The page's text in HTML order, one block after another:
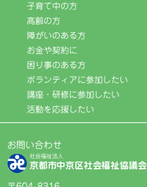
子育て中の方
高齢の方
障がいのある方
お金や契約に
困り事のある方
ボランティアに参加したい
講座・研修に参加したい
活動を応援したい
お問い合わせ
社会福祉法人
京都市中京区社会福祉協議会